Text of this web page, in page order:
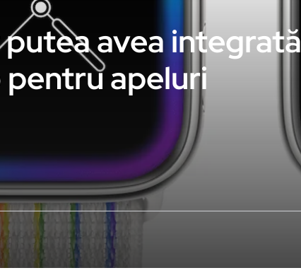
avea integrată
apeluri